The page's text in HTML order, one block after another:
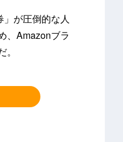
が圧倒的な人
、Amazonブラ